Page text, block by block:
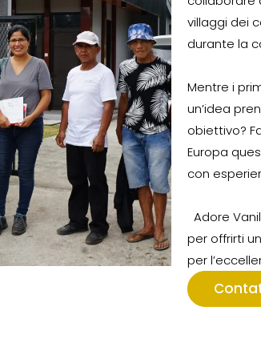
villaggi dei
durante la
Mentre i
un’idea
obiettivo?
Europa
con
Adore
per offrirti
per